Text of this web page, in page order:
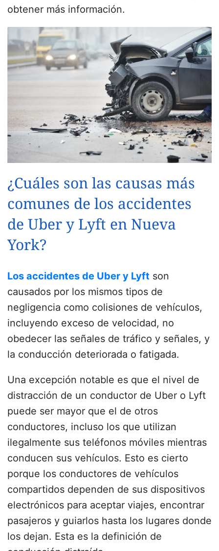
obtener más información.
¿Cuáles son las causas más
comunes de los accidentes
de Uber y Lyft en Nueva
York?
Los accidentes de Uber y Lyft son
causados por los mismos tipos de
negligencia como colisiones de vehículos,
incluyendo exceso de velocidad, no
obedecer las señales de tráfico y señales, y
la conducción deteriorada o fatigada.
Una excepción notable es que el nivel de
distracción de un conductor de Uber o Lyft
puede ser mayor que el de otros
conductores, incluso los que utilizan
ilegalmente sus teléfonos móviles mientras
conducen sus vehículos. Esto es cierto
porque los conductores de vehículos
compartidos dependen de sus dispositivos
electrónicos para aceptar viajes, encontrar
pasajeros y guiarlos hasta los lugares donde
los dejan. Esta es la definición de